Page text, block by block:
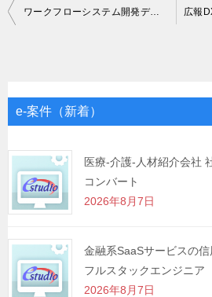
投
ゲ
シ
ョ
ン
ワークフローシステム開発デザイン支援
e-案件（新着）
医療-介護-人材紹介会社
コンバート
2026年8月7日
金融系SaaSサービスの
フルスタックエンジニア
2026年8月7日